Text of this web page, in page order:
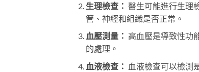
生理檢查： 醫生可能進行生理
管、神經和組織是否正常。
血壓測量： 高血壓是導致性功
的處理。
血液檢查： 血液檢查可以檢測